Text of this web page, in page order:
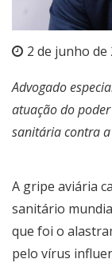
2 de junho de
Advogado
atuação do
sanitária contra
A gripe aviária
sanitário
que foi o
pelo vírus